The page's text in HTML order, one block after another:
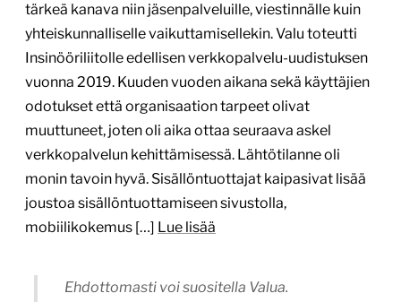
tärkeä kanava niin jäsenpalveluille, viestinnälle kuin
yhteiskunnalliselle vaikuttamisellekin. Valu toteutti
Insinööriliitolle edellisen verkkopalvelu-uudistuksen
vuonna 2019. Kuuden vuoden aikana sekä käyttäjien
odotukset että organisaation tarpeet olivat
muuttuneet, joten oli aika ottaa seuraava askel
verkkopalvelun kehittämisessä. Lähtötilanne oli
monin tavoin hyvä. Sisällöntuottajat kaipasivat lisää
joustoa sisällöntuottamiseen sivustolla,
mobiilikokemus […] Lue lisää
Ehdottomasti voi suositella Valua.